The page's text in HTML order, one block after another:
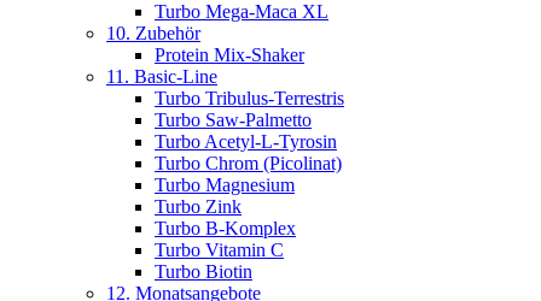
Turbo Mega-Maca XL
10. Zubehör
Protein Mix-Shaker
11. Basic-Line
Turbo Tribulus-Terrestris
Turbo Saw-Palmetto
Turbo Acetyl-L-Tyrosin
Turbo Chrom (Picolinat)
Turbo Magnesium
Turbo Zink
Turbo B-Komplex
Turbo Vitamin C
Turbo Biotin
12. Monatsangebote